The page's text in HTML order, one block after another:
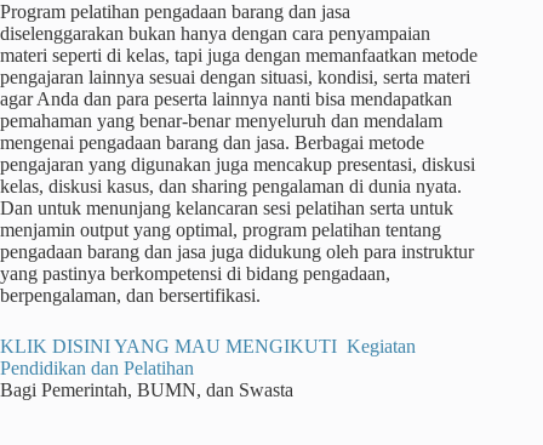
Program pelatihan pengadaan barang dan jasa
diselenggarakan bukan hanya dengan cara penyampaian
materi seperti di kelas, tapi juga dengan memanfaatkan metode
pengajaran lainnya sesuai dengan situasi, kondisi, serta materi
agar Anda dan para peserta lainnya nanti bisa mendapatkan
pemahaman yang benar-benar menyeluruh dan mendalam
mengenai pengadaan barang dan jasa. Berbagai metode
pengajaran yang digunakan juga mencakup presentasi, diskusi
kelas, diskusi kasus, dan sharing pengalaman di dunia nyata.
Dan untuk menunjang kelancaran sesi pelatihan serta untuk
menjamin output yang optimal, program pelatihan tentang
pengadaan barang dan jasa juga didukung oleh para instruktur
yang pastinya berkompetensi di bidang pengadaan,
berpengalaman, dan bersertifikasi.
KLIK DISINI YANG MAU MENGIKUTI Kegiatan
Pendidikan dan Pelatihan
Bagi Pemerintah, BUMN, dan Swasta